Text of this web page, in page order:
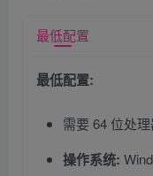
最低配置
最低配置:
需要 64 位处
操作系统: